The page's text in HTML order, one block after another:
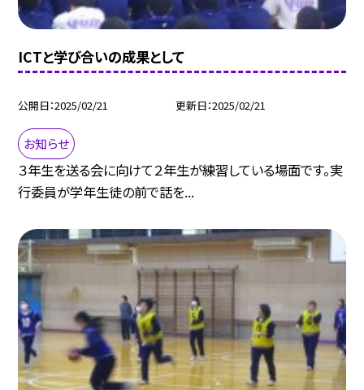
ICTと学び合いの成果として
公開日 2025/02/21 更新日 2025/02/21
お知らせ
３年生を送る会に向けて２年生が練習している場面です。実
行委員が学年生徒の前で話を...